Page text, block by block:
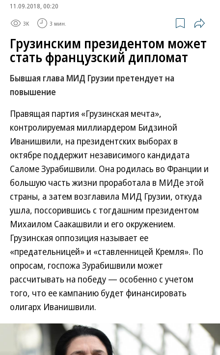
11.09.2018, 00:20
3K 3 мин.
Грузинским президентом может
стать французский дипломат
Бывшая глава МИД Грузии претендует на
повышение
Правящая партия «Грузинская мечта»,
контролируемая миллиардером Бидзиной
Иванишвили, на президентских выборах в
октябре поддержит независимого кандидата
Саломе Зурабишвили. Она родилась во Франции и
большую часть жизни проработала в МИДе этой
страны, а затем возглавила МИД Грузии, откуда
ушла, поссорившись с тогдашним президентом
Михаилом Саакашвили и его окружением.
Грузинская оппозиция называет ее
«предательницей» и «ставленницей Кремля». По
опросам, госпожа Зурабишвили может
рассчитывать на победу — особенно с учетом
того, что ее кампанию будет финансировать
олигарх Иванишвили.